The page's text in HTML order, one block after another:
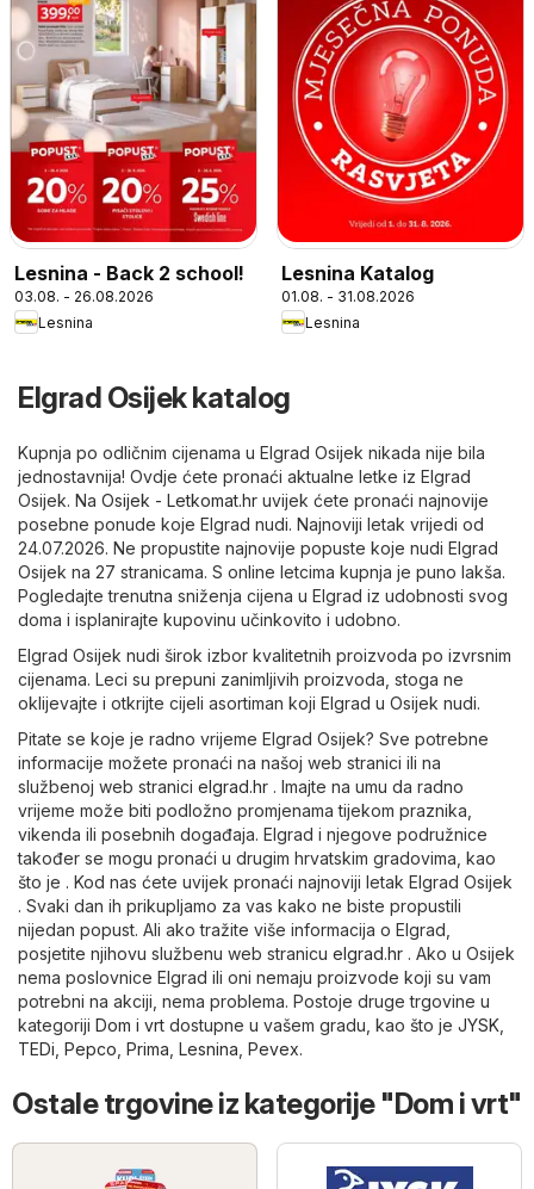
Lesnina - Back 2 school!
03.08. - 26.08.2026
Lesnina
Lesnina Katalog
01.08. - 31.08.2026
Lesnina
Elgrad Osijek katalog
Kupnja po odličnim cijenama u Elgrad Osijek nikada nije bila
jednostavnija! Ovdje ćete pronaći aktualne letke iz Elgrad
Osijek. Na Osijek - Letkomat.hr uvijek ćete pronaći najnovije
posebne ponude koje Elgrad nudi. Najnoviji letak vrijedi od
24.07.2026. Ne propustite najnovije popuste koje nudi Elgrad
Osijek na 27 stranicama. S online letcima kupnja je puno lakša.
Pogledajte trenutna sniženja cijena u Elgrad iz udobnosti svog
doma i isplanirajte kupovinu učinkovito i udobno.
Elgrad Osijek nudi širok izbor kvalitetnih proizvoda po izvrsnim
cijenama. Leci su prepuni zanimljivih proizvoda, stoga ne
oklijevajte i otkrijte cijeli asortiman koji Elgrad u Osijek nudi.
Pitate se koje je radno vrijeme Elgrad Osijek? Sve potrebne
informacije možete pronaći na našoj web stranici ili na
službenoj web stranici elgrad.hr . Imajte na umu da radno
vrijeme može biti podložno promjenama tijekom praznika,
vikenda ili posebnih događaja. Elgrad i njegove podružnice
također se mogu pronaći u drugim hrvatskim gradovima, kao
što je . Kod nas ćete uvijek pronaći najnoviji letak Elgrad Osijek
. Svaki dan ih prikupljamo za vas kako ne biste propustili
nijedan popust. Ali ako tražite više informacija o Elgrad,
posjetite njihovu službenu web stranicu elgrad.hr . Ako u Osijek
nema poslovnice Elgrad ili oni nemaju proizvode koji su vam
potrebni na akciji, nema problema. Postoje druge trgovine u
kategoriji Dom i vrt dostupne u vašem gradu, kao što je JYSK
TEDi Pepco Prima Lesnina Pevex.
Ostale trgovine iz kategorije "Dom i vrt"